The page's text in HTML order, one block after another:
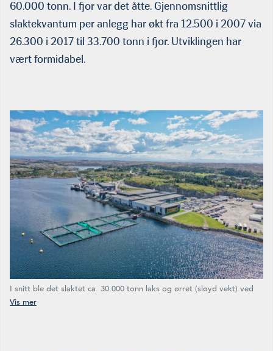
60.000 tonn. I fjor var det åtte. Gjennomsnittlig
slaktekvantum per anlegg har økt fra 12.500 i 2007 via
26.300 i 2017 til 33.700 tonn i fjor. Utviklingen har
vært formidabel.
I snitt ble det slaktet ca. 30.000 tonn laks og ørret (sløyd vekt) ved
de 45 slakteriene i tabell 1. Mest av alle slaktet SalMar på